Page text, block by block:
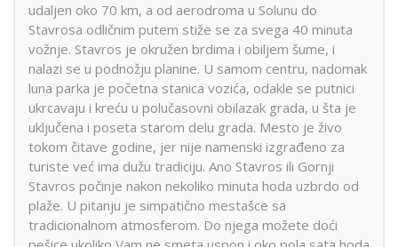
udaljen oko 70 km, a od aerodroma u Solunu do
Stavrosa odličnim putem stiže se za svega 40 minuta
vožnje. Stavros je okružen brdima i obiljem šume, i
nalazi se u podnožju planine. U samom centru, nadomak
luna parka je početna stanica vozića, odakle se putnici
ukrcavaju i kreću u polučasovni obilazak grada, u šta je
uključena i poseta starom delu grada. Mesto je živo
tokom čitave godine, jer nije namenski izgrađeno za
turiste već ima dužu tradiciju. Ano Stavros ili Gornji
Stavros počinje nakon nekoliko minuta hoda uzbrdo od
plaže. U pitanju je simpatično mestašce sa
tradicionalnom atmosferom. Do njega možete doći